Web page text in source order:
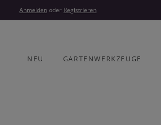
Hauptinhalt springen
Zur Hauptnavigation springen
Anmelden oder Registrieren
NEU GARTENWERKZEUGE